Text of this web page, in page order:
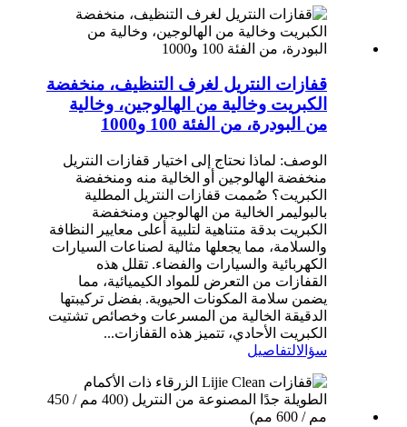
قفازات النتريل لغرف التنظيف، منخفضة
الكبريت وخالية من الهالوجين، وخالية
من البودرة، من الفئة 100 و1000
الوصف: لماذا نحتاج إلى اختيار قفازات النتريل
منخفضة الهالوجين أو الخالية منه ومنخفضة
الكبريت؟ صُممت قفازات النتريل المطلية
بالبوليمر الخالية من الهالوجين ومنخفضة
الكبريت بدقة متناهية لتلبية أعلى معايير النظافة
والسلامة، مما يجعلها مثالية لصناعات السيارات
الكهربائية والسيارات والفضاء. تقلل هذه
القفازات من التعرض للمواد الكيميائية، مما
يضمن سلامة المكونات الحيوية. بفضل تركيبتها
الدقيقة الخالية من المسرعات وخصائص تشتيت
الكبريت الأحادي، تتميز هذه القفازات...
سؤالالتفاصيل